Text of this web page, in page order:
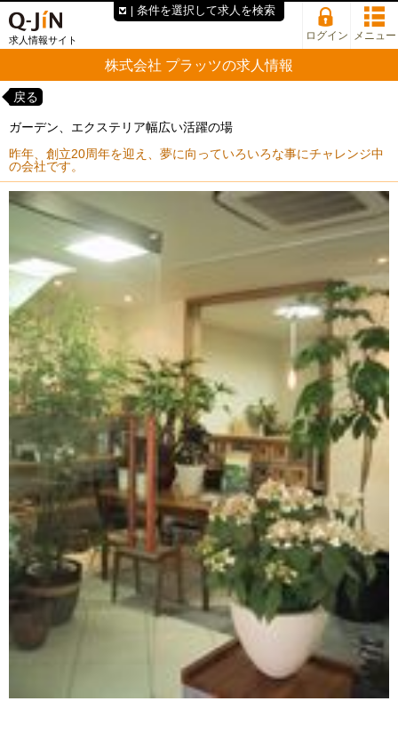
求人情報サイト ログイン メニュー
株式会社 プラッツの求人情報
戻る
ガーデン、エクステリア幅広い活躍の場
昨年、創立20周年を迎え、夢に向っていろいろな事にチャレンジ中
の会社です。
条件を選択して求人を検索